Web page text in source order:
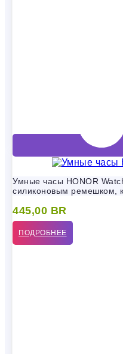
Умные часы HONOR
силиконовым ремешком,
445,00 BR
ПОДРОБНЕЕ